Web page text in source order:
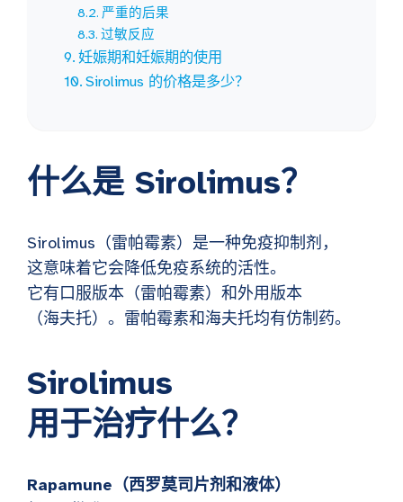
严重的后果
过敏反应
妊娠期和妊娠期的使用
Sirolimus 的价格是多少？
什么是 Sirolimus？
Sirolimus（雷帕霉素）是一种免疫抑制剂，
这意味着它会降低免疫系统的活性。
它有口服版本（雷帕霉素）和外用版本
（海夫托）。雷帕霉素和海夫托均有仿制药。
Sirolimus
用于治疗什么？
Rapamune（西罗莫司片剂和液体）